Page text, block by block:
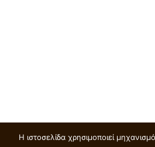
Η ιστοσελίδα χρησιμοποιεί